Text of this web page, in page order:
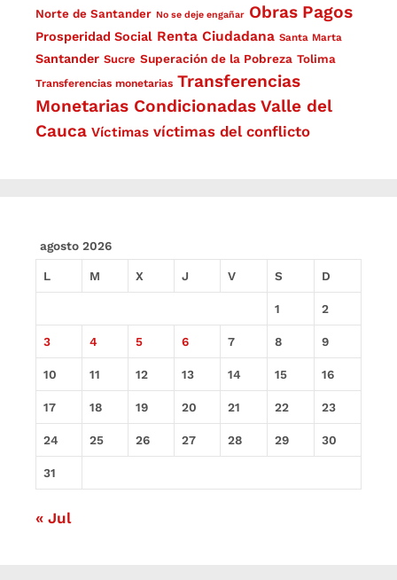
Norte de Santander No se deje engañar Obras Pagos
Prosperidad Social Renta Ciudadana Santa Marta
Santander Sucre Superación de la Pobreza Tolima
Transferencias monetarias Transferencias
Monetarias Condicionadas Valle del
Cauca Víctimas víctimas del conflicto
agosto 2026
L M X J V S D
1 2
3 4 5 6 7 8 9
10 11 12 13 14 15 16
17 18 19 20 21 22 23
24 25 26 27 28 29 30
31
« Jul